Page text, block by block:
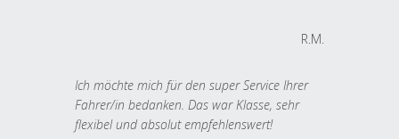
R.M.
Ich möchte mich für den super Service Ihrer
Fahrer/in bedanken. Das war Klasse, sehr
flexibel und absolut empfehlenswert!